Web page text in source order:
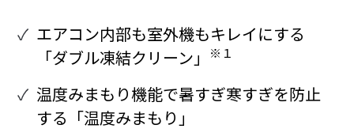
エアコン内部も室外機もキレイにする
「ダブル凍結クリーン」
※１
温度みまもり機能で暑すぎ寒すぎを防止
する「温度みまもり」